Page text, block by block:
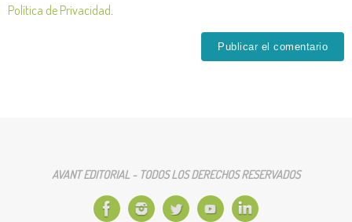
Política de Privacidad
AVANT EDITORIAL - TODOS LOS DERECHOS RESERVADOS